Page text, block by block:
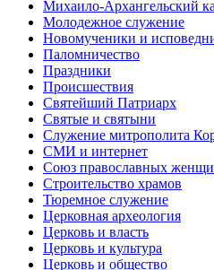
Михаило-Архангельский
Молодежное служение
Новомученики и
Паломничество
Праздники
Происшествия
Святейший Патриарх
Святые и святыни
Служение митрополита
СМИ и интернет
Союз православных
Строительство храмов
Тюремное служение
Церковная археология
Церковь и власть
Церковь и культура
Церковь и общество